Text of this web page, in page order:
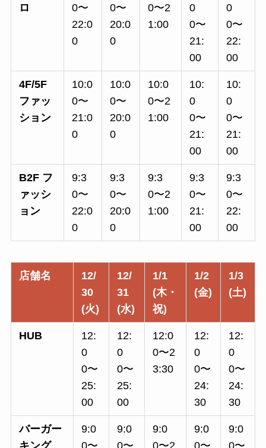
ロ
0〜
22:0
0
0〜
20:0
0
0〜2
1:00
0
0〜
21:
00
0
0〜
22:
00
4F/5F
ファッ
ション
10:0
0〜
21:0
0
10:0
0〜
20:0
0
10:0
0〜2
1:00
10:
0
0〜
21:
00
10:
0
0〜
21:
00
B2F フ
ァッシ
ョン
9:3
0〜
22:0
0
9:3
0〜
20:0
0
9:3
0〜2
1:00
9:3
0〜
21:
00
9:3
0〜
22:
00
店舗名
12/
30
(火)
12/
31
(水)
1/1
(木・
祝)
1/2
(金)
1/3
(土)
HUB
12:
0
0〜
25:
00
12:
0
0〜
25:
00
12:0
0〜2
3:30
12:
0
0〜
24:
30
12:
0
0〜
24:
30
バーガー
9:0
9:0
9:0
9:0
9:0